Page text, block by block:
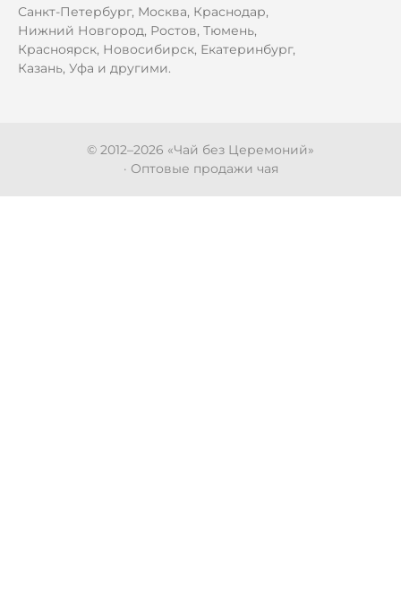
Санкт-Петербург, Москва, Краснодар,
Нижний Новгород, Ростов, Тюмень,
Красноярск, Новосибирск, Екатеринбург,
Казань, Уфа и другими.
© 2012–2026 «Чай без Церемоний»
· Оптовые продажи чая